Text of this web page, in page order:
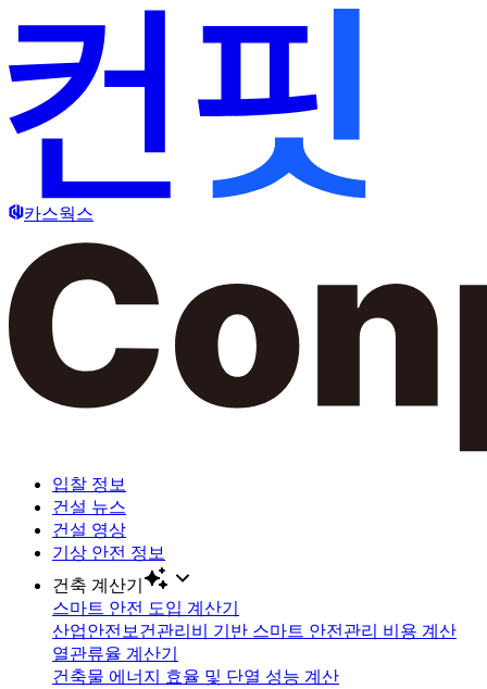
카스웍스
입찰 정보
건설 뉴스
건설 영상
기상 안전 정보
건축 계산기
스마트 안전 도입 계산기
산업안전보건관리비 기반 스마트 안전관리 비용 계산
열관류율 계산기
건축물 에너지 효율 및 단열 성능 계산